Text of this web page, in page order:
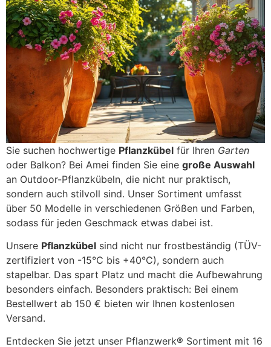
Sie suchen hochwertige Pflanzkübel für Ihren Garten
oder Balkon? Bei Amei finden Sie eine große Auswahl
an Outdoor-Pflanzkübeln, die nicht nur praktisch,
sondern auch stilvoll sind. Unser Sortiment umfasst
über 50 Modelle in verschiedenen Größen und Farben,
sodass für jeden Geschmack etwas dabei ist.
Unsere Pflanzkübel sind nicht nur frostbeständig (TÜV-
zertifiziert von -15°C bis +40°C), sondern auch
stapelbar. Das spart Platz und macht die Aufbewahrung
besonders einfach. Besonders praktisch: Bei einem
Bestellwert ab 150 € bieten wir Ihnen kostenlosen
Versand.
Entdecken Sie jetzt unser Pflanzwerk® Sortiment mit 16